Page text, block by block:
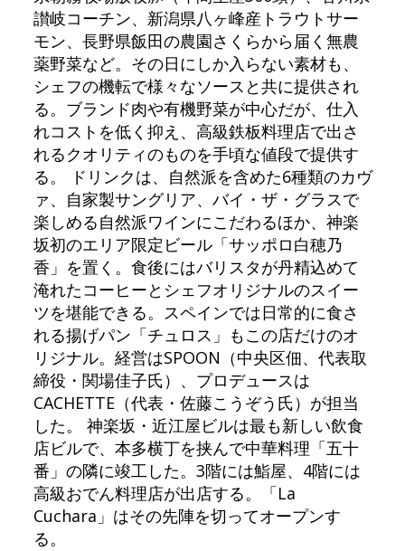
讃岐コーチン、新潟県八ヶ峰産トラウトサー
モン、長野県飯田の農園さくらから届く無農
薬野菜など。その日にしか入らない素材も、
シェフの機転で様々なソースと共に提供され
る。ブランド肉や有機野菜が中心だが、仕入
れコストを低く抑え、高級鉄板料理店で出さ
れるクオリティのものを手頃な値段で提供す
る。 ドリンクは、自然派を含めた6種類のカヴ
ァ、自家製サングリア、バイ・ザ・グラスで
楽しめる自然派ワインにこだわるほか、神楽
坂初のエリア限定ビール「サッポロ白穂乃
香」を置く。食後にはバリスタが丹精込めて
淹れたコーヒーとシェフオリジナルのスイー
ツを堪能できる。スペインでは日常的に食さ
れる揚げパン「チュロス」もこの店だけのオ
リジナル。経営はSPOON（中央区佃、代表取
締役・関場佳子氏）、プロデュースは
CACHETTE（代表・佐藤こうぞう氏）が担当
した。 神楽坂・近江屋ビルは最も新しい飲食
店ビルで、本多横丁を挟んで中華料理「五十
番」の隣に竣工した。3階には鮨屋、4階には
高級おでん料理店が出店する。「La
Cuchara」はその先陣を切ってオープンす
る。